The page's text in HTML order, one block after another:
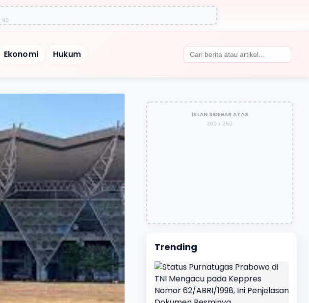
90
Ekonomi Hukum
IKLAN SIDEBAR ATAS
300 x 250
Trending